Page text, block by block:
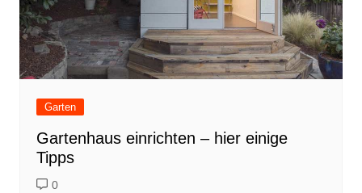
Garten
Gartenhaus einrichten – hier einige
Tipps
0